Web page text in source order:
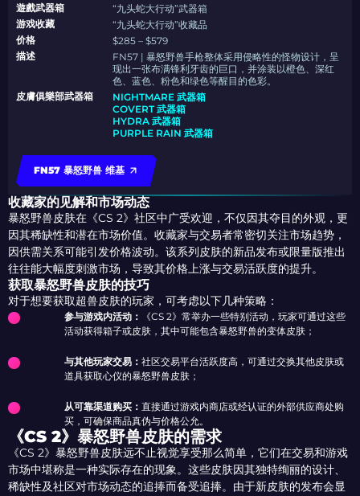
遊戲武器箱
“九头蛇大行动”武器箱
游戏收藏
“九头蛇大行动”收藏品
价格
$285 – $579
描述
FN57 | 暴怒野兽手枪整体采用侵略性的怪物设计，呈
现出一张布满锋利牙齿的巨口，并涂装以橙色、深红
色、蓝色、粉色和绿色等醒目的色彩。
皮膚俱樂部武器箱
NIGHTMARE 武器箱
COVERT 武器箱
HYDRA 武器箱
PURPLE RAIN 武器箱
FN57 暴怒野兽 维基
收藏家的见解和市场动态
暴怒野兽皮肤在《CS 2》社区中广受欢迎，不仅因其夺目的外观，更
因其稀缺性和潜在市场价值。收藏家与交易者常密切关注市场趋势，
因供需关系可能引发价格波动。该系列皮肤的新品发布或限量版推出
往往能大幅度刺激市场，导致其价格上涨与交易活跃度的提升。
获取暴怒野兽皮肤的技巧
对于想要获取超兽皮肤的玩家，可考虑以下几种策略：
参与游戏内活动：
《CS 2》常举办一些特别活动，玩家可通过这些
活动获得箱子或皮肤，其中可能包含暴怒野兽的变体皮肤；
与其他玩家交易： 社区交易平台活跃度高，可通过交换其他皮肤或
道具获取心仪的暴怒野兽皮肤；
从可靠渠道购买： 直接通过游戏内商店或经认证的外部供应商处购
买，可确保商品真伪与价格公允。
《CS 2》暴怒野兽皮肤的需求
《CS 2》暴怒野兽皮肤远不止视觉享受那么简单，它们在交易和游戏
市场中堪称是一种实际存在的现象。这些皮肤因其独特绚丽的设计、
稀缺性及社区对市场动态的追捧而备受追捧。由于新皮肤的发布会显